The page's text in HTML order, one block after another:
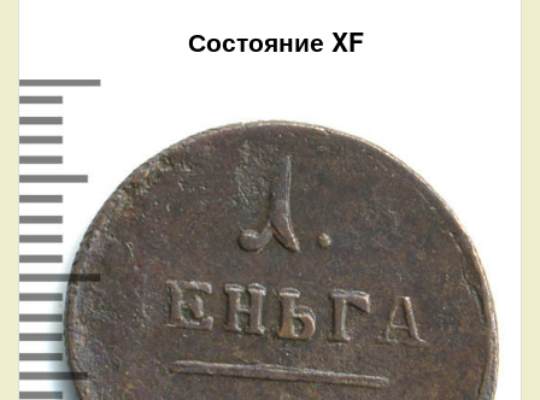
Состояние XF